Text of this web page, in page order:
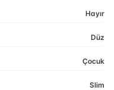
Hayır
Düz
Çocuk
Slim